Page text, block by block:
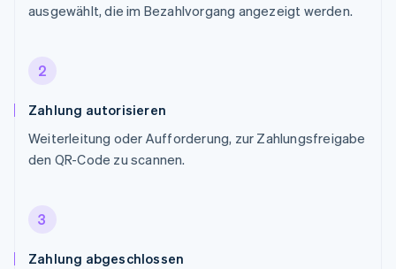
ausgewählt, die im Bezahlvorgang angezeigt werden.
2
Zahlung autorisieren
Weiterleitung oder Aufforderung, zur Zahlungsfreigabe
den QR-Code zu scannen.
3
Zahlung abgeschlossen